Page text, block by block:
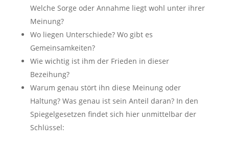
Welche Sorge oder Annahme liegt wohl unter ihrer
Meinung?
Wo liegen Unterschiede? Wo gibt es
Gemeinsamkeiten?
Wie wichtig ist ihm der Frieden in dieser
Bezeihung?
Warum genau stört ihn diese Meinung oder
Haltung? Was genau ist sein Anteil daran? In den
Spiegelgesetzen findet sich hier unmittelbar der
Schlüssel: